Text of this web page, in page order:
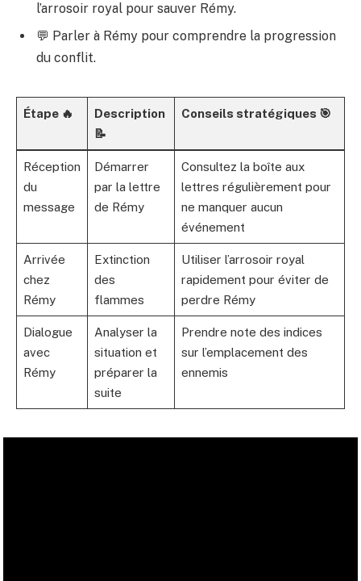
l’arrosoir royal pour sauver Rémy.
💬 Parler à Rémy pour comprendre la progression
du conflit.
Étape 🔥
Description
📝
Conseils stratégiques 🎯
Réception
du
message
Démarrer
par la lettre
de Rémy
Consultez la boîte aux
lettres régulièrement pour
ne manquer aucun
événement
Arrivée
chez
Rémy
Extinction
des
flammes
Utiliser l’arrosoir royal
rapidement pour éviter de
perdre Rémy
Dialogue
avec
Rémy
Analyser la
situation et
préparer la
suite
Prendre note des indices
sur l’emplacement des
ennemis